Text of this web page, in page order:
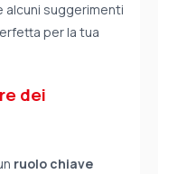
alcuni suggerimenti
per la tua
dei
ruolo chiave